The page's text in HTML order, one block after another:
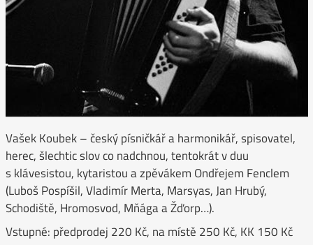
Vašek Koubek – český písničkář a harmonikář, spisovatel,
herec, šlechtic slov co nadchnou, tentokrát v duu
s klávesistou, kytaristou a zpěvákem Ondřejem Fenclem
(Luboš Pospíšil, Vladimír Merta, Marsyas, Jan Hrubý,
Schodiště, Hromosvod, Mňága a Žďorp…).
Vstupné: předprodej 220 Kč, na místě 250 Kč, KK 150 Kč